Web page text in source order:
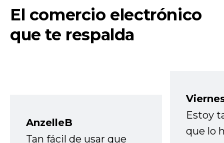
El comercio electrónico
que te respalda
AnzelleB
Tan fácil de usar que
Estoy
que lo